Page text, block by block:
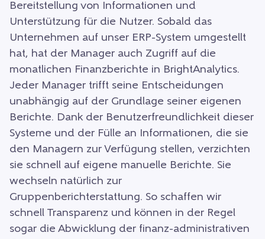
Bereitstellung von Informationen und
Unterstützung für die Nutzer. Sobald das
Unternehmen auf unser ERP-System umgestellt
hat, hat der Manager auch Zugriff auf die
monatlichen Finanzberichte in BrightAnalytics.
Jeder Manager trifft seine Entscheidungen
unabhängig auf der Grundlage seiner eigenen
Berichte. Dank der Benutzerfreundlichkeit dieser
Systeme und der Fülle an Informationen, die sie
den Managern zur Verfügung stellen, verzichten
sie schnell auf eigene manuelle Berichte. Sie
wechseln natürlich zur
Gruppenberichterstattung. So schaffen wir
schnell Transparenz und können in der Regel
sogar die Abwicklung der finanz-administrativen